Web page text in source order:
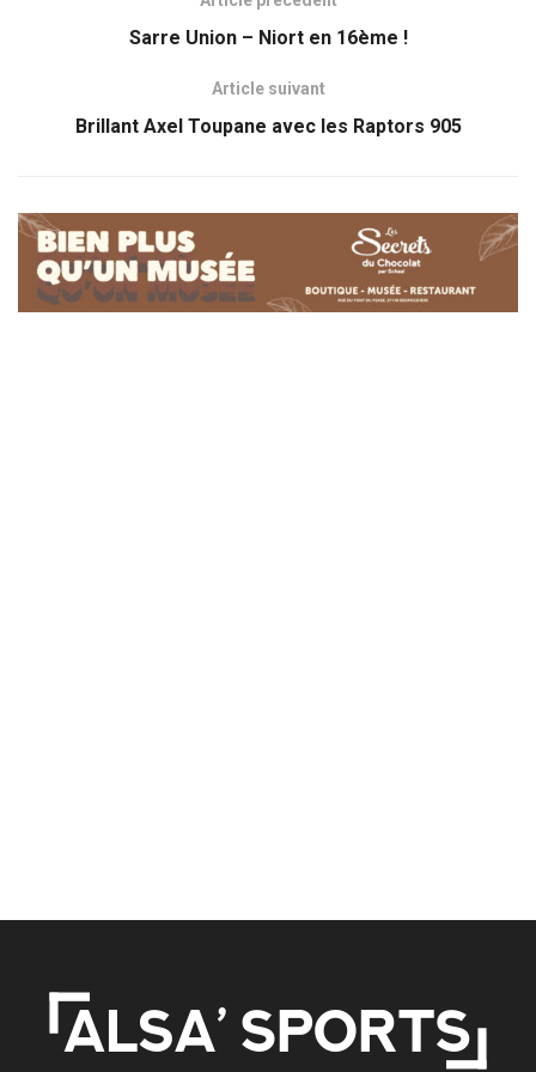
Sarre Union – Niort en 16ème !
Article suivant
Brillant Axel Toupane avec les Raptors 905